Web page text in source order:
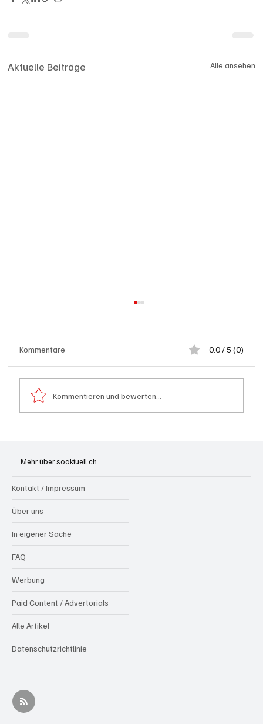
Aktuelle Beiträge Alle ansehen
Briefpost wird 2027 massiv teurer
Kommentare 0.0 / 5 (0)
Kommentieren und bewerten...
Mehr über soaktuell.ch
Kontakt / Impressum
Über uns
In eigener Sache
FAQ
Werbung
Paid Content / Advertorials
Alle Artikel
Datenschutzrichtlinie